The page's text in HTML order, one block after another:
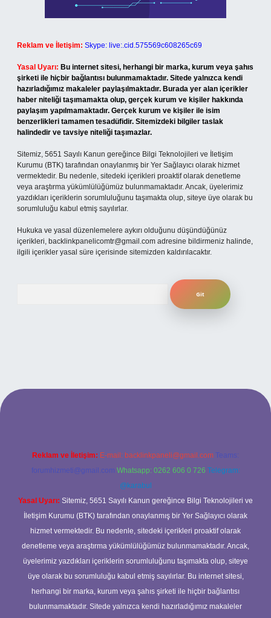
Reklam ve İletişim: Skype: live:.cid.575569c608265c69
Yasal Uyarı: Bu internet sitesi, herhangi bir marka, kurum veya şahıs
şirketi ile hiçbir bağlantısı bulunmamaktadır. Sitede yalnızca kendi
hazırladığımız makaleler paylaşılmaktadır. Burada yer alan içerikler
haber niteliği taşımamakta olup, gerçek kurum ve kişiler hakkında
paylaşım yapılmamaktadır. Gerçek kurum ve kişiler ile isim
benzerlikleri tamamen tesadüfidir. Sitemizdeki bilgiler taslak
halindedir ve tavsiye niteliği taşımazlar.
Sitemiz, 5651 Sayılı Kanun gereğince Bilgi Teknolojileri ve İletişim
Kurumu (BTK) tarafından onaylanmış bir Yer Sağlayıcı olarak hizmet
vermektedir. Bu nedenle, sitedeki içerikleri proaktif olarak denetleme
veya araştırma yükümlülüğümüz bulunmamaktadır. Ancak, üyelerimiz
yazdıkları içeriklerin sorumluluğunu taşımakta olup, siteye üye olarak bu
sorumluluğu kabul etmiş sayılırlar.
Hukuka ve yasal düzenlemelere aykırı olduğunu düşündüğünüz
içerikleri, backlinkpanelicomtr@gmail.com adresine bildirmeniz halinde,
ilgili içerikler yasal süre içerisinde sitemizden kaldırılacaktır.
Reklam ve İletişim: E-mail: backlinkpaneli@gmail.com Teams:
forumhizmeti@gmail.com Whatsapp: 0262 606 0 726 Telegram:
@karabul
Yasal Uyarı: Sitemiz, 5651 Sayılı Kanun gereğince Bilgi Teknolojileri ve
İletişim Kurumu (BTK) tarafından onaylanmış bir Yer Sağlayıcı olarak
hizmet vermektedir. Bu nedenle, sitedeki içerikleri proaktif olarak
denetleme veya araştırma yükümlülüğümüz bulunmamaktadır. Ancak,
üyelerimiz yazdıkları içeriklerin sorumluluğunu taşımakta olup, siteye
üye olarak bu sorumluluğu kabul etmiş sayılırlar. Bu internet sitesi,
herhangi bir marka, kurum veya şahıs şirketi ile hiçbir bağlantısı
bulunmamaktadır. Sitede yalnızca kendi hazırladığımız makaleler